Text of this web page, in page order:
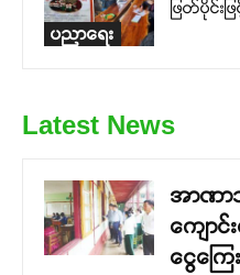
ပညာရေး
ဖြတ်ပိုင်
Latest News
အာဏ
ကျောင်း
ငွေကြ